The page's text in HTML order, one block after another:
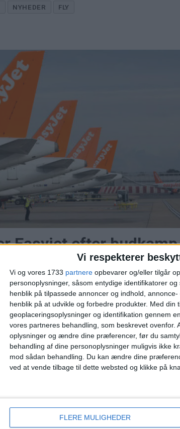
Vi respekterer
Vi og vores 1733 partnere opbevarer og/eller tilgår
personoplysninger, såsom entydige identifikatorer
henblik på tilpassede annoncer og indhold,
henblik på at udvikle og forbedre produkter. Med din
geoplaceringsoplysninger og identifikation gennem
vores partneres behandling, som beskrevet
oplysninger og ændre dine præferencer, før du
behandling af dine personoplysninger muligvis ikke
mod sådan behandling.
Du kan ændre dine
ved at vende tilbage til dette websted og klikke på
FLERE MULIGHEDER
NYHEDER FLY
Easyjet efter budkamp
overtager Easyjet for 5,7 milliarder pund
om det britiske lavprisselskab.
du opleve total solformørkelse
er stadig verdens travleste lufthavn